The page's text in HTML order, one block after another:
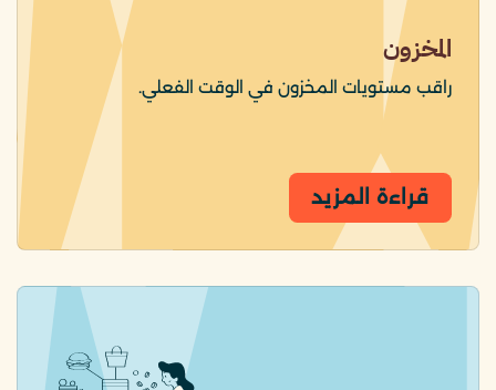
المخزون
راقب مستويات المخزون في الوقت الفعلي.
قراءة المزيد